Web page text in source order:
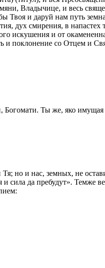
Владычице, и весь
Твоя и даруй нам путь
дух смирения, в напастех
искушения и от
и поклонение со Отцем и
Богомати. Ты же, яко
но и нас, земных, не
сила да пребудут». Темже